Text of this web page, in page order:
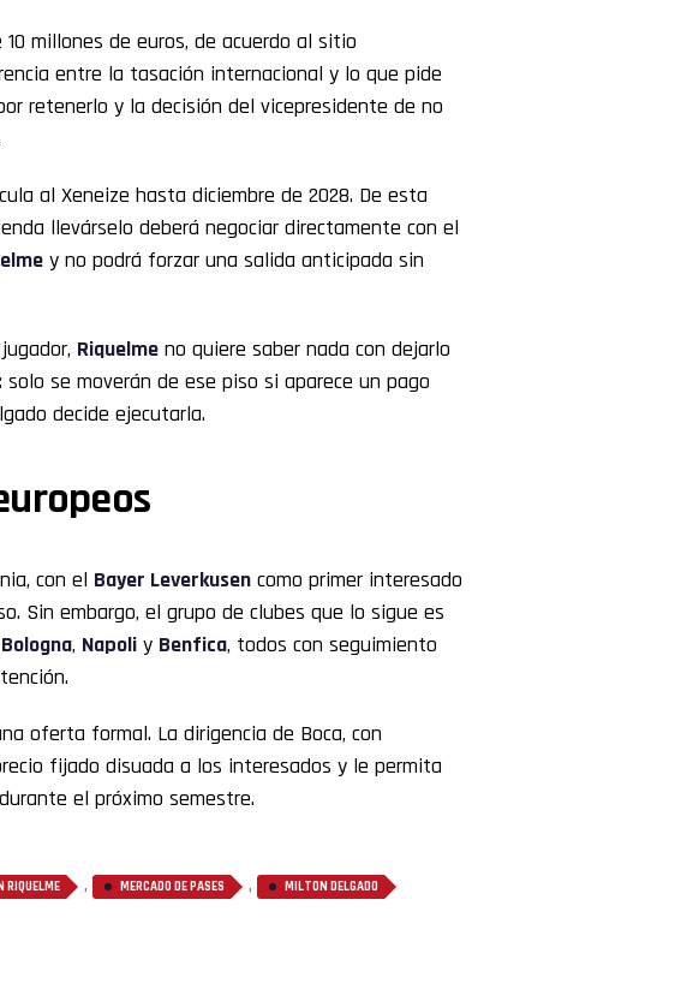
10 millones de euros, de acuerdo al sitio
entre la tasación internacional y lo que pide
retenerlo y la decisión del vicepresidente de no
al Xeneize hasta diciembre de 2028. De esta
llevárselo deberá negociar directamente con el
y no podrá forzar una salida anticipada sin
Riquelme no quiere saber nada con dejarlo
se moverán de ese piso si aparece un pago
decide ejecutarla.
con el Bayer Leverkusen como primer interesado
Sin embargo, el grupo de clubes que lo sigue es
Bologna, Napoli y Benfica, todos con seguimiento
oferta formal. La dirigencia de Boca, con
fijado disuada a los interesados y le permita
el próximo semestre.
RIQUELME , MERCADO DE PASES , MILTON DELGADO